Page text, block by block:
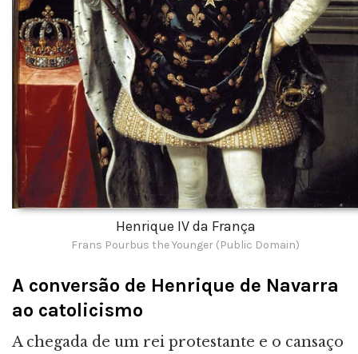
Henrique IV da França
Frans Pourbus the Younger (Public Domain)
A conversão de Henrique de Navarra
ao catolicismo
A chegada de um rei protestante e o cansaço